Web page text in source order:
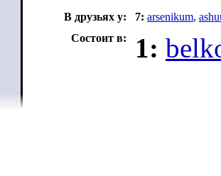
В друзьях у:
7: arsenikum,
Состоит в:
1: